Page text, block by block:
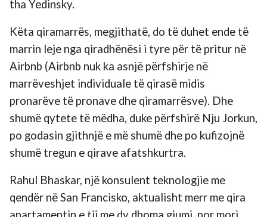
tha Yedinsky.
Këta qiramarrës, megjithatë, do të duhet ende të
marrin leje nga qiradhënësi i tyre për të pritur në
Airbnb (Airbnb nuk ka asnjë përfshirje në
marrëveshjet individuale të qirasë midis
pronarëve të pronave dhe qiramarrësve). Dhe
shumë qytete të mëdha, duke përfshirë Nju Jorkun,
po godasin gjithnjë e më shumë dhe po kufizojnë
shumë tregun e qirave afatshkurtra.
Rahul Bhaskar, një konsulent teknologjie me
qendër në San Francisko, aktualisht merr me qira